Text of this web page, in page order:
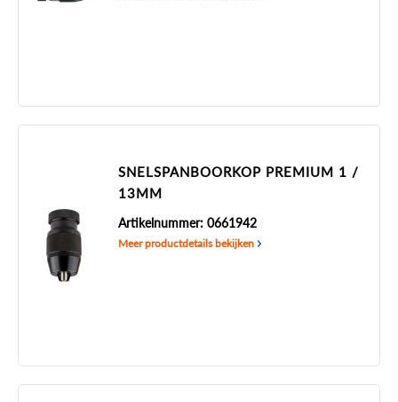
SNELSPANBOORKOP PREMIUM 1 /
13MM
Artikelnummer: 0661942
Meer productdetails bekijken